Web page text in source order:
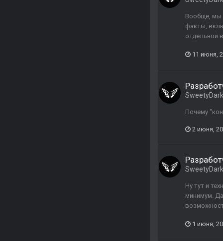
Вообще, мы
факты,
отдельной
11 июня,
Почему
2 июня,
Ну тут и
минимум.
1 июня,